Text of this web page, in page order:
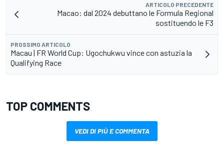
ARTICOLO PRECEDENTE
Macao: dal 2024 debuttano le Formula Regional
sostituendo le F3
PROSSIMO ARTICOLO
Macau | FR World Cup: Ugochukwu vince con astuzia la
Qualifying Race
TOP COMMENTS
VEDI DI PIÙ E COMMENTA